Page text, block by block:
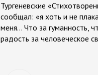
Тургеневские
сообщал: «я хоть и не
меня... Что за гуманность,
радость за человеческое